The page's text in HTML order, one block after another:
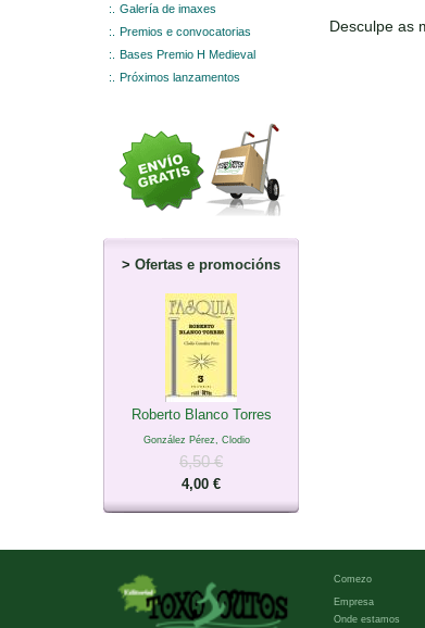
:.
Galería de imaxes
:.
Premios e convocatorias
:.
Bases Premio H Medieval
:.
Próximos lanzamentos
> Ofertas e promocións
Roberto Blanco Torres
González Pérez, Clodio
6,50 €
4,00 €
Desculpe as
Comezo
Empresa
Onde estamos